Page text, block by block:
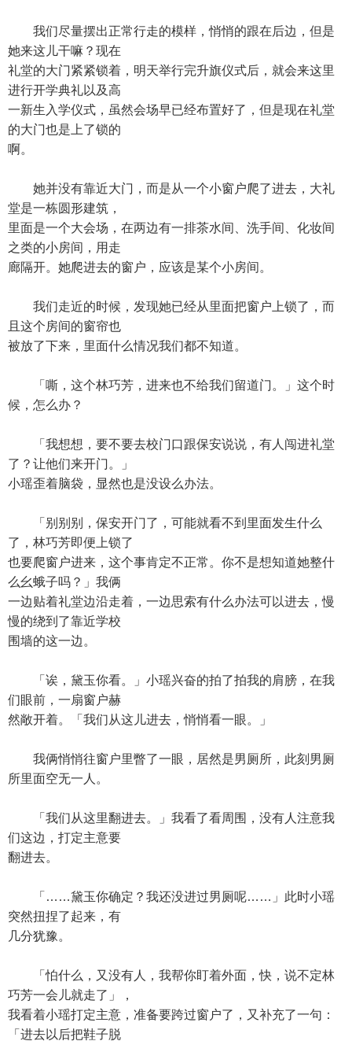
我们尽量摆出正常行走的模样，悄悄的跟在后边，但是
她来这儿干嘛？现在
礼堂的大门紧紧锁着，明天举行完升旗仪式后，就会来这里
进行开学典礼以及高
一新生入学仪式，虽然会场早已经布置好了，但是现在礼堂
的大门也是上了锁的
啊。
她并没有靠近大门，而是从一个小窗户爬了进去，大礼
堂是一栋圆形建筑，
里面是一个大会场，在两边有一排茶水间、洗手间、化妆间
之类的小房间，用走
廊隔开。她爬进去的窗户，应该是某个小房间。
我们走近的时候，发现她已经从里面把窗户上锁了，而
且这个房间的窗帘也
被放了下来，里面什么情况我们都不知道。
「嘶，这个林巧芳，进来也不给我们留道门。」这个时
候，怎么办？
「我想想，要不要去校门口跟保安说说，有人闯进礼堂
了？让他们来开门。」
小瑶歪着脑袋，显然也是没设么办法。
「别别别，保安开门了，可能就看不到里面发生什么
了，林巧芳即便上锁了
也要爬窗户进来，这个事肯定不正常。你不是想知道她整什
么幺蛾子吗？」我俩
一边贴着礼堂边沿走着，一边思索有什么办法可以进去，慢
慢的绕到了靠近学校
围墙的这一边。
「诶，黛玉你看。」小瑶兴奋的拍了拍我的肩膀，在我
们眼前，一扇窗户赫
然敞开着。「我们从这儿进去，悄悄看一眼。」
我俩悄悄往窗户里瞥了一眼，居然是男厕所，此刻男厕
所里面空无一人。
「我们从这里翻进去。」我看了看周围，没有人注意我
们这边，打定主意要
翻进去。
「……黛玉你确定？我还没进过男厕呢……」此时小瑶
突然扭捏了起来，有
几分犹豫。
「怕什么，又没有人，我帮你盯着外面，快，说不定林
巧芳一会儿就走了」，
我看着小瑶打定主意，准备要跨过窗户了，又补充了一句：
「进去以后把鞋子脱